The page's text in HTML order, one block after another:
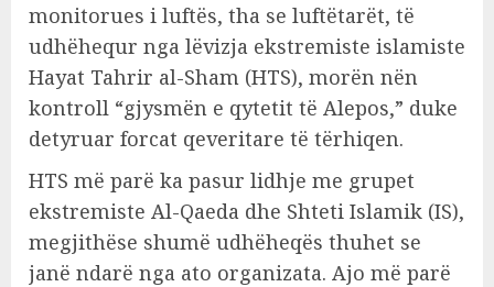
monitorues i luftës, tha se luftëtarët, të
udhëhequr nga lëvizja ekstremiste islamiste
Hayat Tahrir al-Sham (HTS), morën nën
kontroll “gjysmën e qytetit të Alepos,” duke
detyruar forcat qeveritare të tërhiqen.
HTS më parë ka pasur lidhje me grupet
ekstremiste Al-Qaeda dhe Shteti Islamik (IS),
megjithëse shumë udhëheqës thuhet se
janë ndarë nga ato organizata. Ajo më parë